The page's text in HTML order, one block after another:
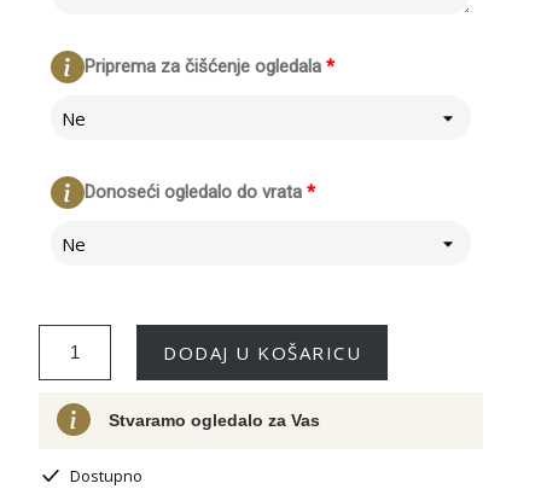
*
Priprema za čišćenje ogledala
Ne
*
Donoseći ogledalo do vrata
Ne
DODAJ U KOŠARICU
Stvaramo ogledalo za Vas
Dostupno